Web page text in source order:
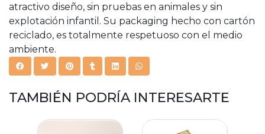
atractivo diseño, sin pruebas en animales y sin
explotación infantil. Su packaging hecho con cartón
reciclado, es totalmente respetuoso con el medio
ambiente.
TAMBIÉN PODRÍA INTERESARTE